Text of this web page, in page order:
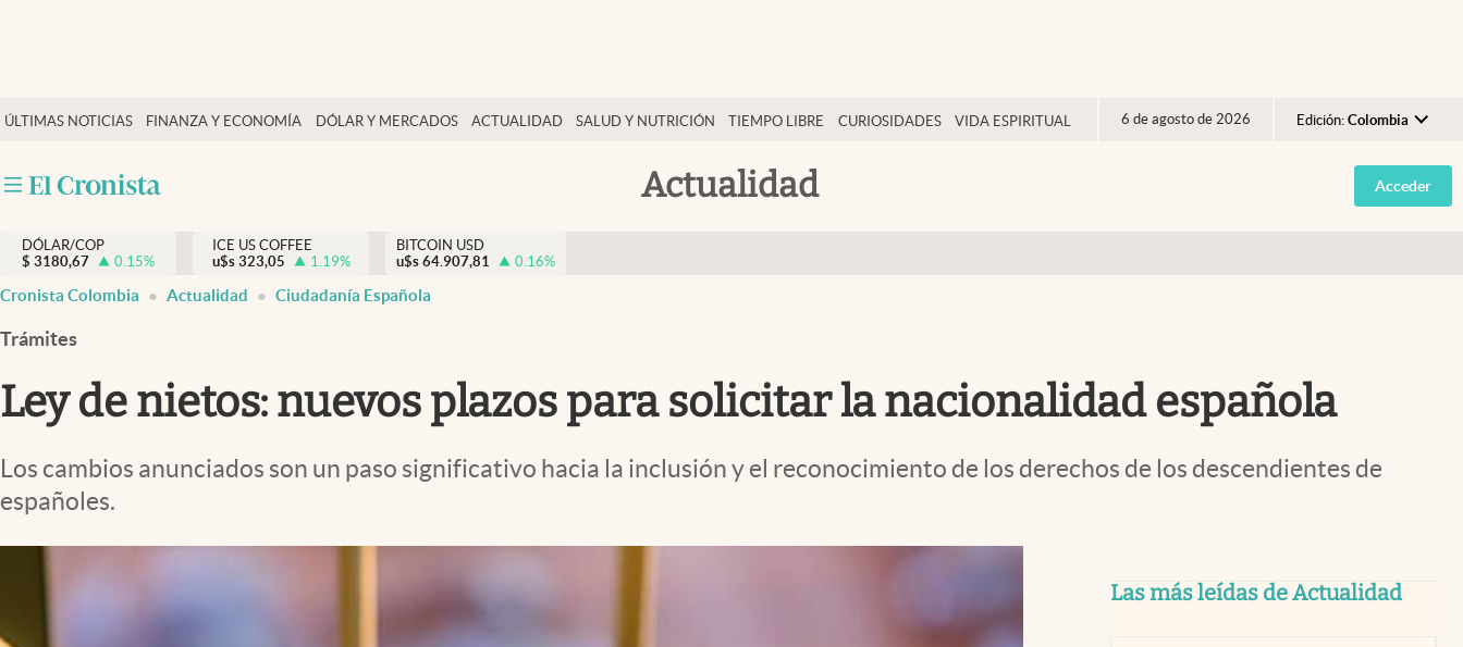
ÚLTIMAS NOTICIAS FINANZA Y ECONOMÍA DÓLAR Y MERCADOS ACTUALIDAD SALUD Y NUTRICIÓN TIEMPO LIBRE CURIOSIDADES VIDA ESPIRITUAL 6 de agosto de 2026 Edición: Colombia
Argentina
España
Actualidad
Salud y nutrición
Tiempo libre
Dólar y mercados
Curiosidades
Acceder
DÓLAR/COP
$ 3180,67 0.15%
ICE US COFFEE
u$s 323,05 1.19%
BITCOIN USD
u$s 64.907,81 0.16%
Cronista Colombia Actualidad Ciudadanía Española
Trámites
Ley de nietos: nuevos plazos para solicitar la nacionalidad española
Los cambios anunciados son un paso significativo hacia la inclusión y el reconocimiento de los derechos de los descendientes de
españoles.
Las más leídas de Actualidad